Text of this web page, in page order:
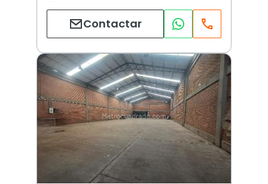
Contactar